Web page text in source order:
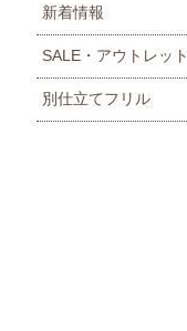
新着情報
SALE・アウトレット
別仕立てフリル